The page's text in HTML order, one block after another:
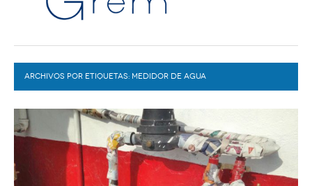
TORREÓN
GÓMEZ PALACIO
LERDO
COAHUILA
DURANGO
DEPORTES
EL EXACTO
GLOBO
COLABORADORES
ACTUALIDADES GREM
ARCHIVOS POR ETIQUETAS: MEDIDOR DE AGUA